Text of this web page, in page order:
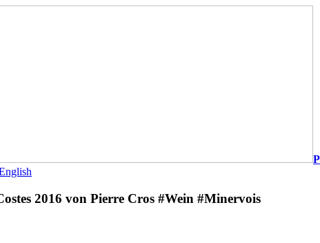
2016 von Pierre Cros #Wein #Minervois